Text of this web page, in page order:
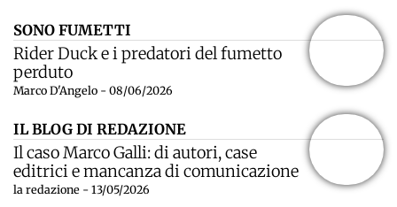
SONO FUMETTI
Rider Duck e i predatori del fumetto
perduto
Marco D'Angelo - 08/06/2026
IL BLOG DI REDAZIONE
Il caso Marco Galli: di autori, case
editrici e mancanza di comunicazione
la redazione - 13/05/2026